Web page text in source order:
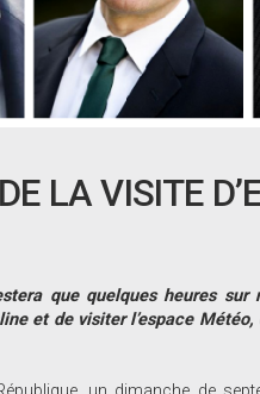
LA VISITE
que quelques heures
et de visiter l’espace